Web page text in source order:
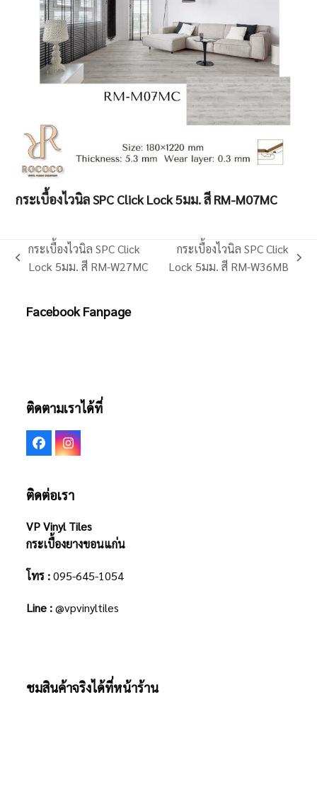
กระเบื้องไวนิล SPC Click Lock 5มม. สี RM-M07MC
previous
กระเบื้องไวนิล SPC Click
Lock 5มม. สี RM-W27MC
next
กระเบื้องไวนิล SPC Click
Lock 5มม. สี RM-W36MB
Facebook Fanpage
ติดตามเราได้ที่
FacebookInstagram
ติดต่อเรา
VP Vinyl Tiles
กระเบื้องยางขอนแก่น
โทร :095-645-1054
Line :@vpvinyltiles
ชมสินค้าจริงได้ที่หน้าร้าน